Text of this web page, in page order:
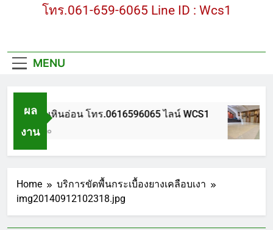
บทความ : การดูแลรักษาพื้นหินขัด
โทร.061-659-6065 Line ID : Wcs1
MENU
ผล
งาน
ขัดพื้นหินอ่อน โทร.0616596065 ไลน์ WCS1
1 ปี Ago
Home
บริการขัดพื้นกระเบื้องยางเคลือบเงา
img20140912102318.jpg